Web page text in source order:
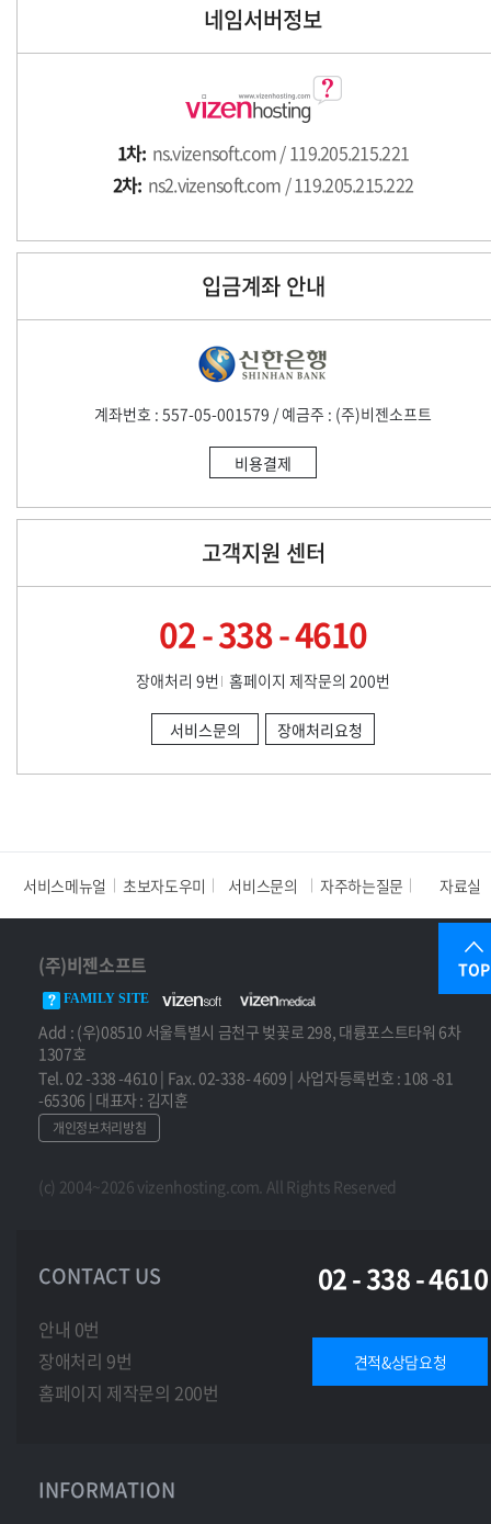
[제2장 개인정보의 제공 및 위탁]
제1조 개인정보의 제3자 제공
(1) 회사는 다음을 제외하고 개인정보를 제3자에게 제공하지 않
가. 이용자 동의가 있는 경우
(2) 필요 시 제공 대상·목적·항목을 별도 안내하고 동의를 받습
(1) 회사는 효율적인 업무 처리를 위해 개인정보 처리를 위탁할
가. 고객 지원 및 상담
라. 시스템 개발·유지보수
[제3장 이용자의 권리]
제1조 이용자의 권리
(1) 이용자는 언제든지 다음을 요청할 수 있습니다.
가. 개인정보 열람
나. 정정 또는 삭제
(2) 요청은 회원 정보 수정 또는 개인정보 보호책임자 이메일로
접수됩니다.
제1조 개인정보 보유 및 이용 기간
(1) 회사는 수집 목적 달성 시 즉시 개인정보를 파기합니다.
(2) 단, 법령 또는 회사 정책에 따라 아래 기간 동안 보관할 수
있습니다.
가. 계약·청약철회 기록: 5년
나. 결제 및 재화 공급 기록: 5년
라. 접속 로그 기록: 3개월
제2조 개인정보 파기 절차 및 방법
가. 전자 파일: 복구 불가능한 방식 삭제
나. 서면 문서: 분쇄 또는 소각
제1조 기술적·관리적 조치
네임서버정보
1차: ns.vizensoft.com / 119.205.215.221
2차: ns2.vizensoft.com / 119.205.215.222
입금계좌 안내
계좌번호 : 557-05-001579 / 예금주 : (주)비젠소프트
비용결제
고객지원 센터
02 - 338 - 4610
장애처리 9번 홈페이지 제작문의 200번
서비스문의 장애처리요청
서비스메뉴얼 초보자도우미 서비스문의 자주하는질문 자료실
TOP
(주)비젠소프트
FAMILY SITE
Add : (우)08510 서울특별시 금천구 벚꽃로 298, 대륭포스트타워 6차
1307호
Tel. 02 -338 -4610 | Fax. 02-338- 4609 | 사업자등록번호 : 108 -81
-65306 | 대표자 : 김지훈
개인정보처리방침
(c) 2004~2026 vizenhosting.com. All Rights Reserved
CONTACT US 02 - 338 - 4610
안내 0번
장애처리 9번
홈페이지 제작문의 200번
견적&상담요청
INFORMATION